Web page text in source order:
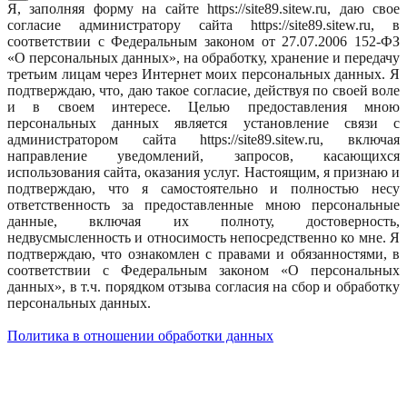
Я, заполняя форму на сайте https://site89.sitew.ru, даю свое
согласие администратору сайта https://site89.sitew.ru, в
соответствии с Федеральным законом от 27.07.2006 152-ФЗ
«О персональных данных», на обработку, хранение и передачу
третьим лицам через Интернет моих персональных данных. Я
подтверждаю, что, даю такое согласие, действуя по своей воле
и в своем интересе. Целью предоставления мною
персональных данных является установление связи с
администратором сайта https://site89.sitew.ru, включая
направление уведомлений, запросов, касающихся
использования сайта, оказания услуг. Настоящим, я признаю и
подтверждаю, что я самостоятельно и полностью несу
ответственность за предоставленные мною персональные
данные, включая их полноту, достоверность,
недвусмысленность и относимость непосредственно ко мне. Я
подтверждаю, что ознакомлен с правами и обязанностями, в
соответствии с Федеральным законом «О персональных
данных», в т.ч. порядком отзыва согласия на сбор и обработку
персональных данных.
Политика в отношении обработки данных